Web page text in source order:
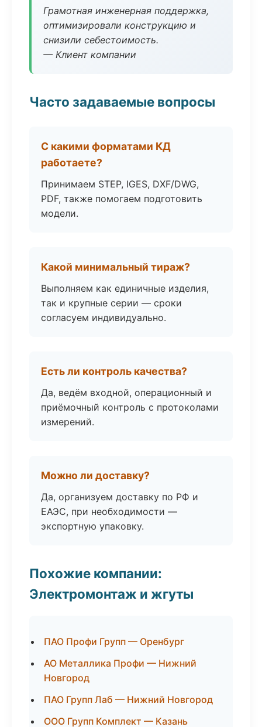
Грамотная инженерная поддержка,
оптимизировали конструкцию и
снизили себестоимость.
— Клиент компании
Часто задаваемые вопросы
С какими форматами КД
работаете?
Принимаем STEP, IGES, DXF/DWG,
PDF, также помогаем подготовить
модели.
Какой минимальный тираж?
Выполняем как единичные изделия,
так и крупные серии — сроки
согласуем индивидуально.
Есть ли контроль качества?
Да, ведём входной, операционный и
приёмочный контроль с протоколами
измерений.
Можно ли доставку?
Да, организуем доставку по РФ и
ЕАЭС, при необходимости —
экспортную упаковку.
Похожие компании:
Электромонтаж и жгуты
ПАО Профи Групп — Оренбург
АО Металлика Профи — Нижний
Новгород
ПАО Групп Лаб — Нижний Новгород
ООО Групп Комплект — Казань